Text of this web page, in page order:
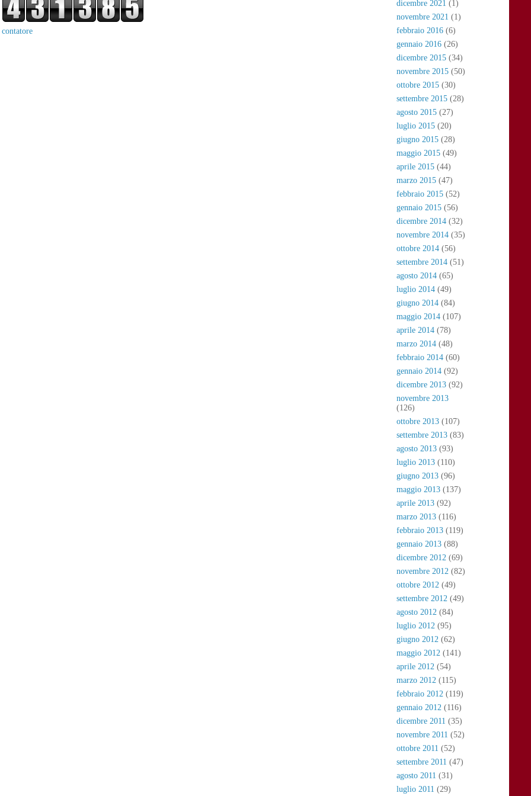
contatore
dicembre 2021 (1)
novembre 2021 (1)
febbraio 2016 (6)
gennaio 2016 (26)
dicembre 2015 (34)
novembre 2015 (50)
ottobre 2015 (30)
settembre 2015 (28)
agosto 2015 (27)
luglio 2015 (20)
giugno 2015 (28)
maggio 2015 (49)
aprile 2015 (44)
marzo 2015 (47)
febbraio 2015 (52)
gennaio 2015 (56)
dicembre 2014 (32)
novembre 2014 (35)
ottobre 2014 (56)
settembre 2014 (51)
agosto 2014 (65)
luglio 2014 (49)
giugno 2014 (84)
maggio 2014 (107)
aprile 2014 (78)
marzo 2014 (48)
febbraio 2014 (60)
gennaio 2014 (92)
dicembre 2013 (92)
novembre 2013
(126)
ottobre 2013 (107)
settembre 2013 (83)
agosto 2013 (93)
luglio 2013 (110)
giugno 2013 (96)
maggio 2013 (137)
aprile 2013 (92)
marzo 2013 (116)
febbraio 2013 (119)
gennaio 2013 (88)
dicembre 2012 (69)
novembre 2012 (82)
ottobre 2012 (49)
settembre 2012 (49)
agosto 2012 (84)
luglio 2012 (95)
giugno 2012 (62)
maggio 2012 (141)
aprile 2012 (54)
marzo 2012 (115)
febbraio 2012 (119)
gennaio 2012 (116)
dicembre 2011 (35)
novembre 2011 (52)
ottobre 2011 (52)
settembre 2011 (47)
agosto 2011 (31)
luglio 2011 (29)